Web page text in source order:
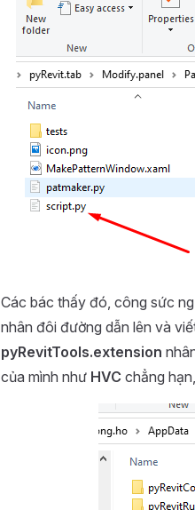
Các bác thấy đó, công sức
nhân đôi đường dẫn lên và
pyRevitTools.extension
của mình như HVC chẳng